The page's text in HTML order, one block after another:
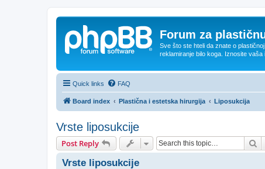
Forum za
Sve što ste hteli da znate o
reklamiranje bilo koga. Iznosite
Quick links FAQ
Board index Plastična i estetska hirurgija Liposukcija
Vrste liposukcije
Post Reply
Vrste liposukcije